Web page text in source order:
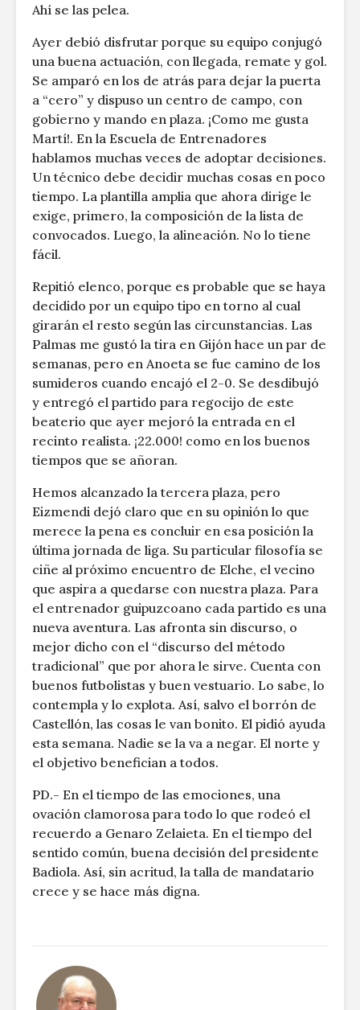
Ahí se las pelea.
Ayer debió disfrutar porque su equipo conjugó
una buena actuación, con llegada, remate y gol.
Se amparó en los de atrás para dejar la puerta
a “cero” y dispuso un centro de campo, con
gobierno y mando en plaza. ¡Como me gusta
Martí!. En la Escuela de Entrenadores
hablamos muchas veces de adoptar decisiones.
Un técnico debe decidir muchas cosas en poco
tiempo. La plantilla amplia que ahora dirige le
exige, primero, la composición de la lista de
convocados. Luego, la alineación. No lo tiene
fácil.
Repitió elenco, porque es probable que se haya
decidido por un equipo tipo en torno al cual
girarán el resto según las circunstancias. Las
Palmas me gustó la tira en Gijón hace un par de
semanas, pero en Anoeta se fue camino de los
sumideros cuando encajó el 2-0. Se desdibujó
y entregó el partido para regocijo de este
beaterio que ayer mejoró la entrada en el
recinto realista. ¡22.000! como en los buenos
tiempos que se añoran.
Hemos alcanzado la tercera plaza, pero
Eizmendi dejó claro que en su opinión lo que
merece la pena es concluir en esa posición la
última jornada de liga. Su particular filosofía se
ciñe al próximo encuentro de Elche, el vecino
que aspira a quedarse con nuestra plaza. Para
el entrenador guipuzcoano cada partido es una
nueva aventura. Las afronta sin discurso, o
mejor dicho con el “discurso del método
tradicional” que por ahora le sirve. Cuenta con
buenos futbolistas y buen vestuario. Lo sabe, lo
contempla y lo explota. Así, salvo el borrón de
Castellón, las cosas le van bonito. El pidió ayuda
esta semana. Nadie se la va a negar. El norte y
el objetivo benefician a todos.
PD.- En el tiempo de las emociones, una
ovación clamorosa para todo lo que rodeó el
recuerdo a Genaro Zelaieta. En el tiempo del
sentido común, buena decisión del presidente
Badiola. Así, sin acritud, la talla de mandatario
crece y se hace más digna.